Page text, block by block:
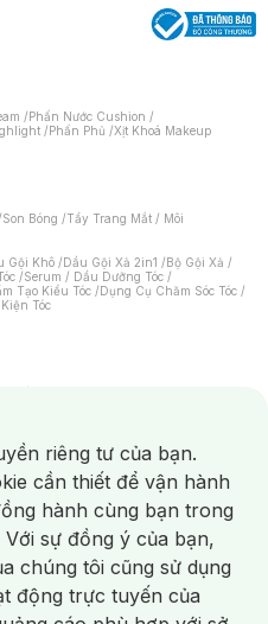
/Phấn Nước Cushion /
/Phấn Phủ /Xịt Khoá Makeup
/Son Bóng /Tẩy Trang Mắt / Môi
Gội Khô /Dầu Gội Xả 2in1 /Bộ Gội Xả /
/Serum / Dầu Dưỡng Tóc /
Tạo Kiểu Tóc /Dụng Cụ Chăm Sóc Tóc /
Tóc
Nạ Xông Hơi /Nước Rửa Tay/
Răng /Bàn Chải Điện/
Nước/ Nước Súc Miệng/
Dịch Vệ Sinh/Dưỡng Vùng Kín/
/Tampon/Bọt Cạo Râu /Dao Cạo Râu/
/ Da Lão Hóa/ Da Mụn/
/ Nám / Tàn Nhang
Địa
riêng tư của bạn.
cần thiết để vận hành
hành cùng bạn trong
sự đồng ý của bạn,
chúng tôi cũng sử dụng
động trực tuyến của